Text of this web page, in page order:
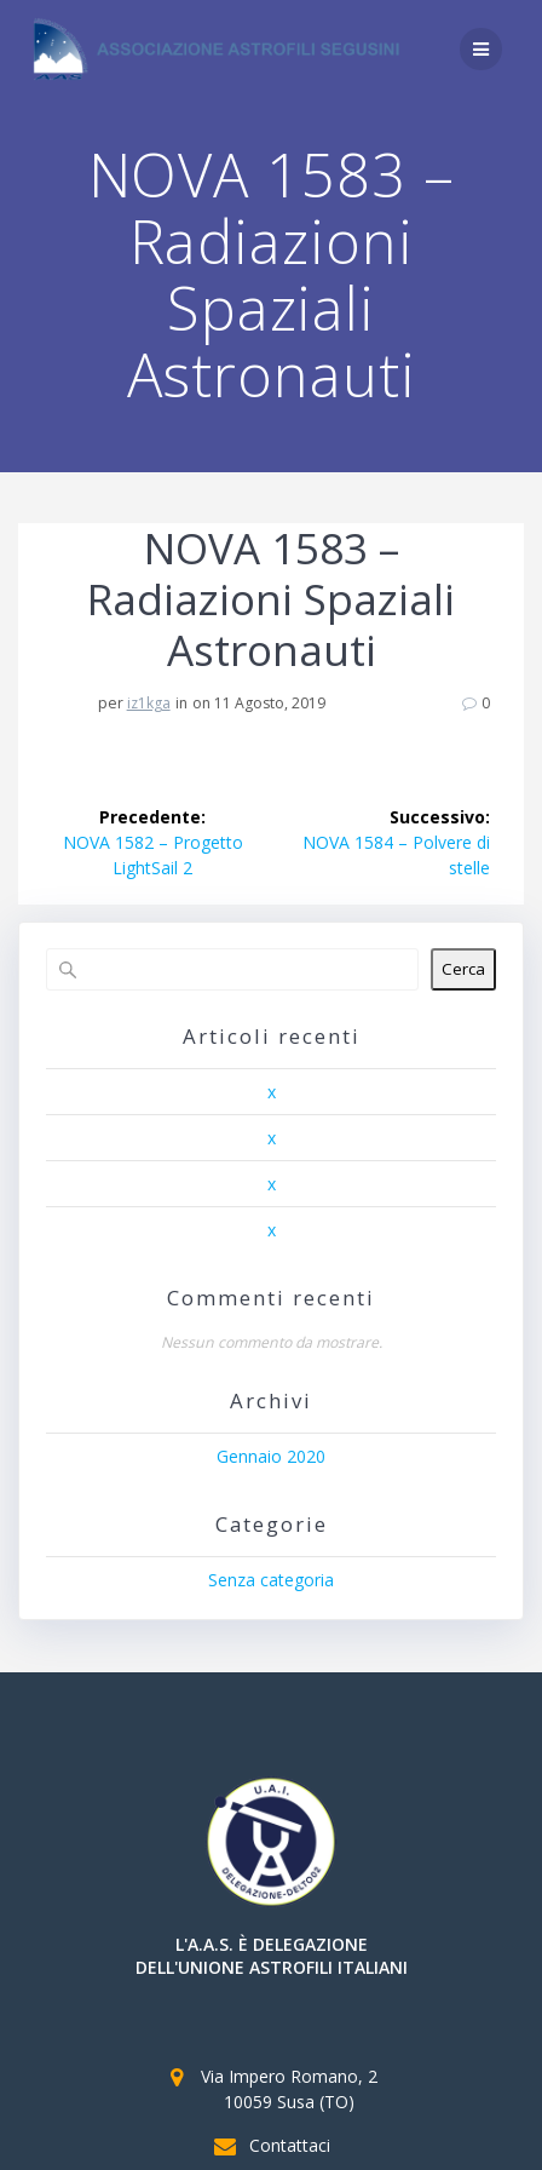
contenuto
NOVA 1583 –
Radiazioni
Spaziali
Astronauti
NOVA 1583 –
Radiazioni Spaziali
Astronauti
per iz1kga in on 11 Agosto, 2019 0
Navigazione
articoli
Precedente:
Articolo
precedente:
NOVA 1582 – Progetto
LightSail 2
Successivo:
Articolo
NOVA 1584 – Polvere di
stelle
Cerca
Articoli recenti
x
x
x
x
Commenti recenti
Nessun commento da mostrare.
Archivi
Gennaio 2020
Categorie
Senza categoria
L'A.A.S. È DELEGAZIONE
DELL'UNIONE ASTROFILI ITALIANI
Via Impero Romano, 2
10059 Susa (TO)
Contattaci